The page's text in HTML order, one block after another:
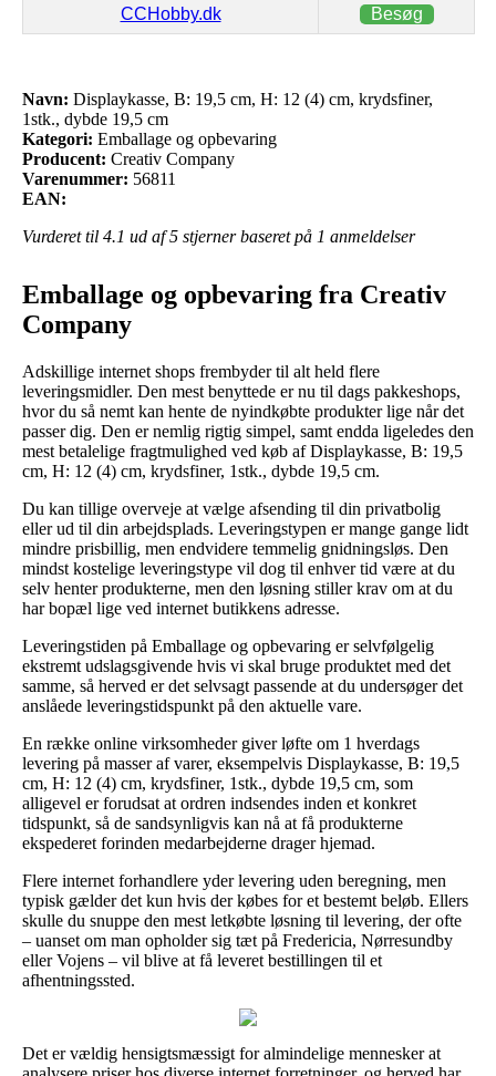
CCHobby.dk Besøg
Navn: Displaykasse, B: 19,5 cm, H: 12 (4) cm, krydsfiner,
1stk., dybde 19,5 cm
Kategori: Emballage og opbevaring
Producent: Creativ Company
Varenummer: 56811
EAN:
Vurderet til 4.1 ud af 5 stjerner baseret på 1 anmeldelser
Emballage og opbevaring fra Creativ
Company
Adskillige internet shops frembyder til alt held flere
leveringsmidler. Den mest benyttede er nu til dags pakkeshops,
hvor du så nemt kan hente de nyindkøbte produkter lige når det
passer dig. Den er nemlig rigtig simpel, samt endda ligeledes den
mest betalelige fragtmulighed ved køb af Displaykasse, B: 19,5
cm, H: 12 (4) cm, krydsfiner, 1stk., dybde 19,5 cm.
Du kan tillige overveje at vælge afsending til din privatbolig
eller ud til din arbejdsplads. Leveringstypen er mange gange lidt
mindre prisbillig, men endvidere temmelig gnidningsløs. Den
mindst kostelige leveringstype vil dog til enhver tid være at du
selv henter produkterne, men den løsning stiller krav om at du
har bopæl lige ved internet butikkens adresse.
Leveringstiden på Emballage og opbevaring er selvfølgelig
ekstremt udslagsgivende hvis vi skal bruge produktet med det
samme, så herved er det selvsagt passende at du undersøger det
anslåede leveringstidspunkt på den aktuelle vare.
En række online virksomheder giver løfte om 1 hverdags
levering på masser af varer, eksempelvis Displaykasse, B: 19,5
cm, H: 12 (4) cm, krydsfiner, 1stk., dybde 19,5 cm, som
alligevel er forudsat at ordren indsendes inden et konkret
tidspunkt, så de sandsynligvis kan nå at få produkterne
ekspederet forinden medarbejderne drager hjemad.
Flere internet forhandlere yder levering uden beregning, men
typisk gælder det kun hvis der købes for et bestemt beløb. Ellers
skulle du snuppe den mest letkøbte løsning til levering, der ofte
– uanset om man opholder sig tæt på Fredericia, Nørresundby
eller Vojens – vil blive at få leveret bestillingen til et
afhentningssted.
Det er vældig hensigtsmæssigt for almindelige mennesker at